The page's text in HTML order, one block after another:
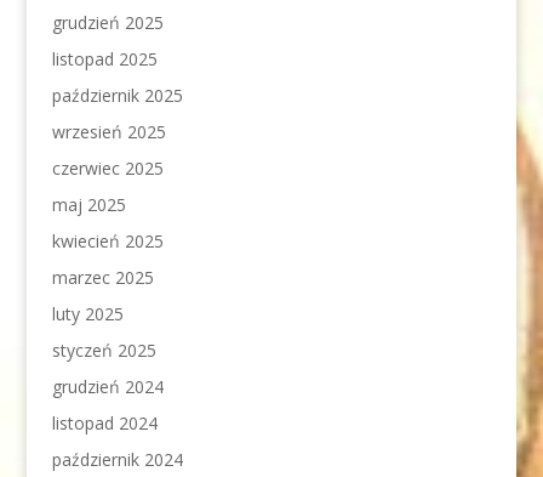
grudzień 2025
listopad 2025
październik 2025
wrzesień 2025
czerwiec 2025
maj 2025
kwiecień 2025
marzec 2025
luty 2025
styczeń 2025
grudzień 2024
listopad 2024
październik 2024